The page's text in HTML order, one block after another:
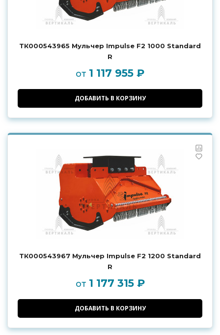
ТК000543965 Мульчер Impulse F2 1000 Standard
R
от 1 117 955 ₽
ДОБАВИТЬ В КОРЗИНУ
ТК000543967 Мульчер Impulse F2 1200 Standard
R
от 1 177 315 ₽
ДОБАВИТЬ В КОРЗИНУ